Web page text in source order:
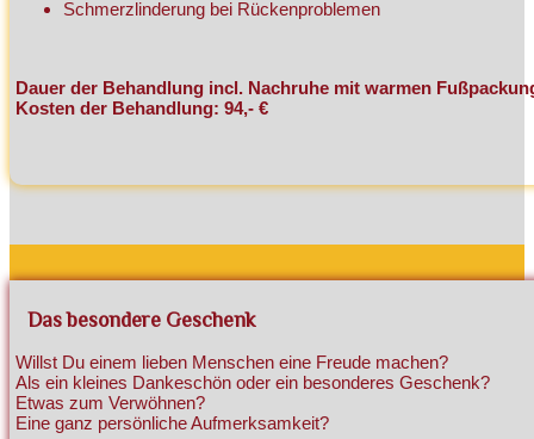
Schmerzlinderung bei Rückenproblemen
Dauer der Behandlung incl. Nachruhe mit warmen
Kosten der Behandlung: 94,- €
Das besondere Geschenk
Willst Du einem lieben Menschen eine Freude machen?
Als ein kleines Dankeschön oder ein besonderes Geschenk?
Etwas zum Verwöhnen?
Eine ganz persönliche Aufmerksamkeit?